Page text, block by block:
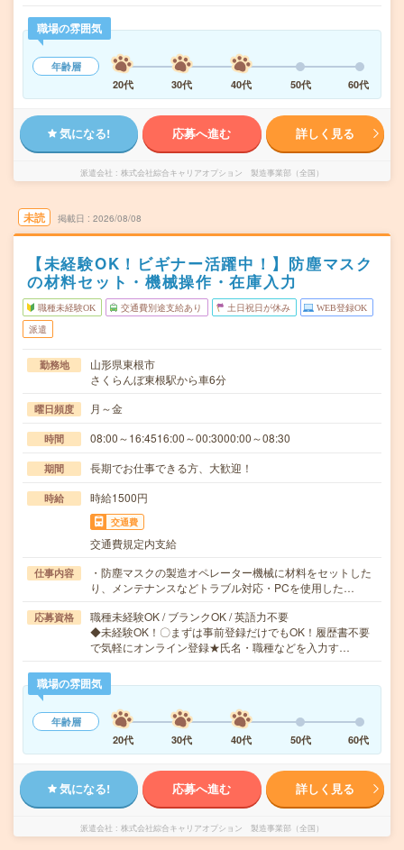
職場の雰囲気
年齢層
20代
30代 40代 50代 60代
気になる! 応募へ進む 詳しく見る
派遣会社 株式会社綜合キャリアオプション 製造事業部（全国）
未読 掲載日 2026/08/08
【未経験OK！ビギナー活躍中！】防塵マスク
の材料セット・機械操作・在庫入力
職種未経験OK 交通費別途支給あり 土日祝日が休み WEB登録OK
派遣
勤務地
山形県東根市
さくらんぼ東根駅から車6分
曜日頻度 月～金
時間 08:00～16:4516:00～00:3000:00～08:30
期間 長期でお仕事できる方、大歓迎！
時給 時給1500円
交通費
交通費規定内支給
仕事内容
・防塵マスクの製造オペレーター機械に材料をセットした
り、メンテナンスなどトラブル対応・PCを使用した…
応募資格
職種未経験OK / ブランクOK / 英語力不要
◆未経験OK！〇まずは事前登録だけでもOK！履歴書不要
で気軽にオンライン登録★氏名・職種などを入力す…
職場の雰囲気
年齢層
20代
30代 40代 50代 60代
気になる! 応募へ進む 詳しく見る
派遣会社 株式会社綜合キャリアオプション 製造事業部（全国）